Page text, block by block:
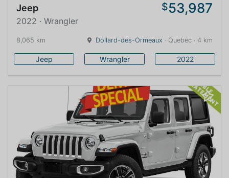
Jeep $53,987
2022 · Wrangler
8,065 km Dollard-des-Ormeaux · Quebec · 4 km
Jeep Wrangler 2022